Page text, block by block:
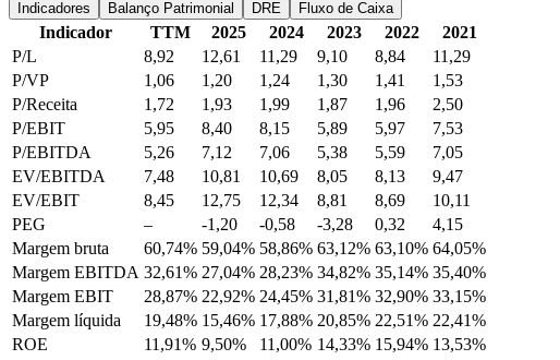
Indicadores
Balanço Patrimonial DRE Fluxo de Caixa
Indicador TTM 2025 2024 2023 2022
2021
P/L
8,92 12,61 11,29 9,10 8,84
11,29
P/VP
1,06 1,20 1,24 1,30 1,41
1,53
P/Receita
1,72 1,93 1,99 1,87 1,96
2,50
P/EBIT
5,95 8,40 8,15 5,89 5,97
7,53
P/EBITDA
5,26 7,12 7,06 5,38 5,59
7,05
EV/EBITDA
7,48 10,81 10,69 8,05 8,13
9,47
EV/EBIT
8,45 12,75 12,34 8,81 8,69
10,11
PEG
– -1,20 -0,58 -3,28 0,32
4,15
Margem bruta
60,74% 59,04% 58,86% 63,12% 63,10% 64,05%
Margem EBITDA 32,61% 27,04% 28,23% 34,82% 35,14% 35,40%
Margem EBIT
28,87% 22,92% 24,45% 31,81% 32,90% 33,15%
Margem líquida
19,48% 15,46% 17,88% 20,85% 22,51% 22,41%
ROE
11,91% 9,50% 11,00% 14,33% 15,94% 13,53%